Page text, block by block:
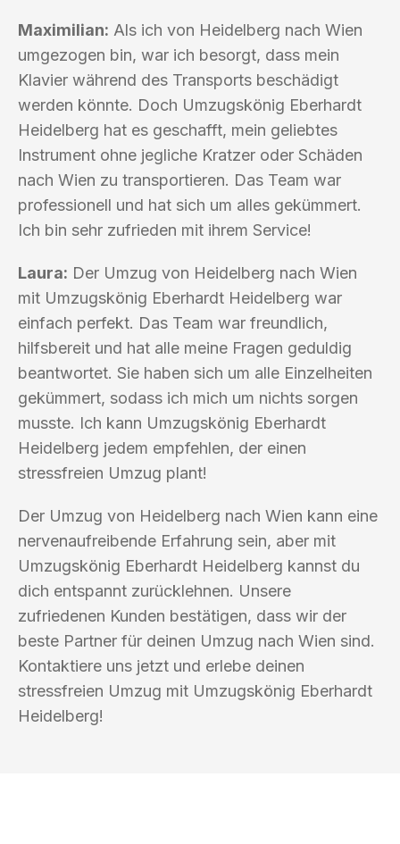
Maximilian: Als ich von Heidelberg nach Wien
umgezogen bin, war ich besorgt, dass mein
Klavier während des Transports beschädigt
werden könnte. Doch Umzugskönig Eberhardt
Heidelberg hat es geschafft, mein geliebtes
Instrument ohne jegliche Kratzer oder Schäden
nach Wien zu transportieren. Das Team war
professionell und hat sich um alles gekümmert.
Ich bin sehr zufrieden mit ihrem Service!
Laura: Der Umzug von Heidelberg nach Wien
mit Umzugskönig Eberhardt Heidelberg war
einfach perfekt. Das Team war freundlich,
hilfsbereit und hat alle meine Fragen geduldig
beantwortet. Sie haben sich um alle Einzelheiten
gekümmert, sodass ich mich um nichts sorgen
musste. Ich kann Umzugskönig Eberhardt
Heidelberg jedem empfehlen, der einen
stressfreien Umzug plant!
Der Umzug von Heidelberg nach Wien kann eine
nervenaufreibende Erfahrung sein, aber mit
Umzugskönig Eberhardt Heidelberg kannst du
dich entspannt zurücklehnen. Unsere
zufriedenen Kunden bestätigen, dass wir der
beste Partner für deinen Umzug nach Wien sind.
Kontaktiere uns jetzt und erlebe deinen
stressfreien Umzug mit Umzugskönig Eberhardt
Heidelberg!